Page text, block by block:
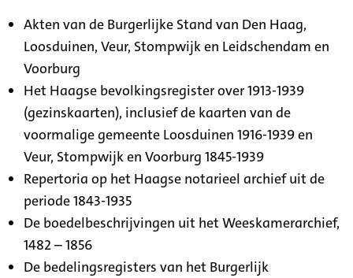
Akten van de Burgerlijke Stand van Den Haag,
Loosduinen, Veur, Stompwijk en Leidschendam en
Voorburg
Het Haagse bevolkingsregister over 1913-1939
(gezinskaarten), inclusief de kaarten van de
voormalige gemeente Loosduinen 1916-1939 en
Veur, Stompwijk en Voorburg 1845-1939
Repertoria op het Haagse notarieel archief uit de
periode 1843-1935
De boedelbeschrijvingen uit het Weeskamerarchief,
1482 – 1856
De bedelingsregisters van het Burgerlijk